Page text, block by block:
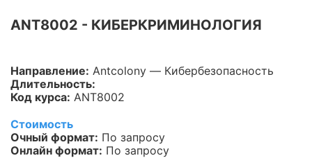
Информационная
безопасность
Asterisk
HPE
ANT8002 - КИБЕРКРИМИНОЛОГИЯ
Направление: Antcolony — Кибербезопасность
Длительность:
Код курса: ANT8002
Стоимость
Очный формат: По запросу
Онлайн формат: По запросу